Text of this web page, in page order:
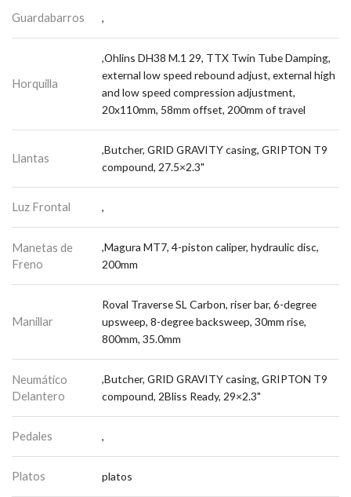
Guardabarros ,
Horquilla
,Ohlins DH38 M.1 29, TTX Twin Tube Damping,
external low speed rebound adjust, external high
and low speed compression adjustment,
20x110mm, 58mm offset, 200mm of travel
Llantas
,Butcher, GRID GRAVITY casing, GRIPTON T9
compound, 27.5×2.3"
Luz Frontal ,
Manetas de
Freno
,Magura MT7, 4-piston caliper, hydraulic disc,
200mm
Manillar
Roval Traverse SL Carbon, riser bar, 6-degree
upsweep, 8-degree backsweep, 30mm rise,
800mm, 35.0mm
Neumático
Delantero
,Butcher, GRID GRAVITY casing, GRIPTON T9
compound, 2Bliss Ready, 29×2.3"
Pedales ,
Platos platos